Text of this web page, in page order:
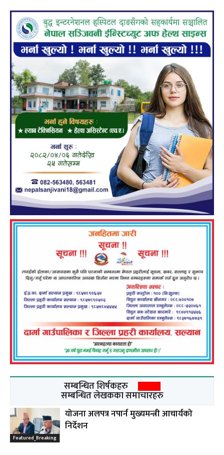
सम्बन्धित शिर्षकहरु
सम्बन्धित लेखकका समाचारहरु
Featured_Breaking
योजना अलपत्र नपार्न मुख्यमन्त्री आचार्यको
निर्देशन